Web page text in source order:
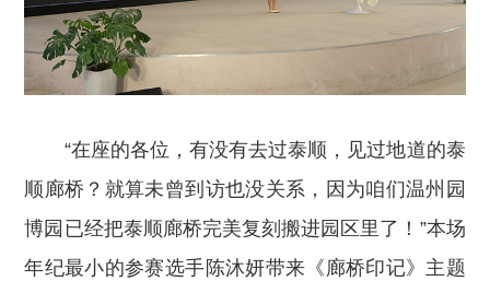
“在座的各位，有没有去过泰顺，见过地道的泰
顺廊桥？就算未曾到访也没关系，因为咱们温州园
博园已经把泰顺廊桥完美复刻搬进园区里了！”本场
年纪最小的参赛选手陈沐妍带来《廊桥印记》主题